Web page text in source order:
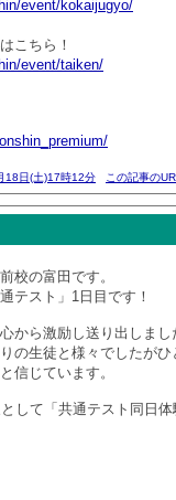
event/kokaijugyo/
こちら！
event/taiken/
18日(土)17時12分 この記事の
校の富田です。
テスト」1日目です！
から激励し送り出しまし
の生徒と様々でしたがひ
信じています。
して「共通テスト同日体